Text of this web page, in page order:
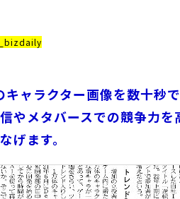
ャラクター画像を数十秒
やメタバースでの競争力
げます。